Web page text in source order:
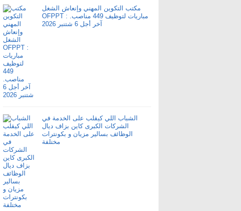
مكتب التكوين المهني وإنعاش الشغل
OFPPT : مباريات لتوظيف 449 مناصب.
آخر أجل 6 شتنبر 2026
الشباب اللي كيقلب على الخدمة في
الشركات الكبرى كاين بزاف ديال
الوظائف بسالير مزيان و بكونترات
مختلفة